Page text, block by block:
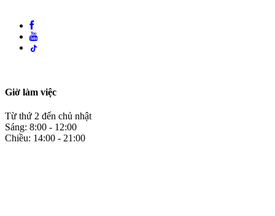
Giờ làm việc
Từ thứ 2 đến chủ nhật
Sáng: 8:00 - 12:00
Chiều: 14:00 - 21:00